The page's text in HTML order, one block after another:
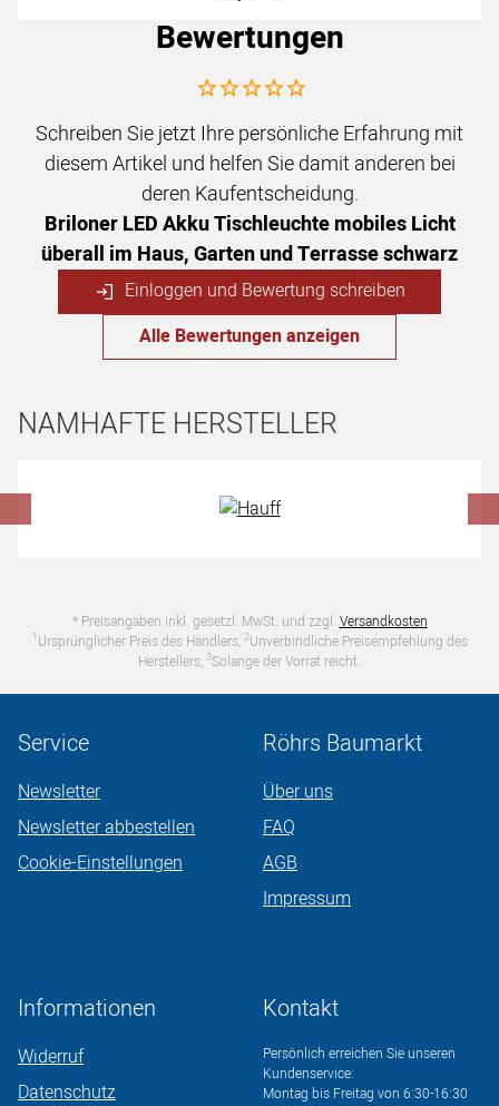
Bewertungen
Noch keine Bewertungen abgegeben
Schreiben Sie jetzt Ihre persönliche Erfahrung mit
diesem Artikel und helfen Sie damit anderen bei
deren Kaufentscheidung.
Briloner LED Akku Tischleuchte mobiles Licht
überall im Haus, Garten und Terrasse schwarz
Einloggen und Bewertung schreiben
Alle Bewertungen anzeigen
NAMHAFTE HERSTELLER
* Preisangaben inkl. gesetzl. MwSt. und zzgl. Versandkosten
1 Ursprünglicher Preis des Händlers, 2Unverbindliche Preisempfehlung des
Herstellers, 3Solange der Vorrat reicht.
Service
Newsletter
Newsletter abbestellen
Cookie-Einstellungen
Röhrs Baumarkt
Über uns
FAQ
AGB
Impressum
Informationen
Widerruf
Datenschutz
Kontakt
Persönlich erreichen Sie unseren
Kundenservice:
Montag bis Freitag von 6:30-16:30